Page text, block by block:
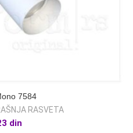
7584
RASVETA
din